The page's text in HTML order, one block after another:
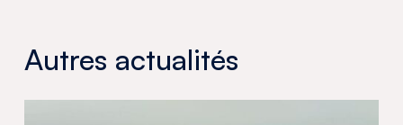
Autres actualités